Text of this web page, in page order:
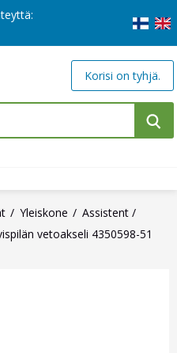
Korisi on tyhjä.
Yleiskone
Assistent /
vetoakseli 4350598-51